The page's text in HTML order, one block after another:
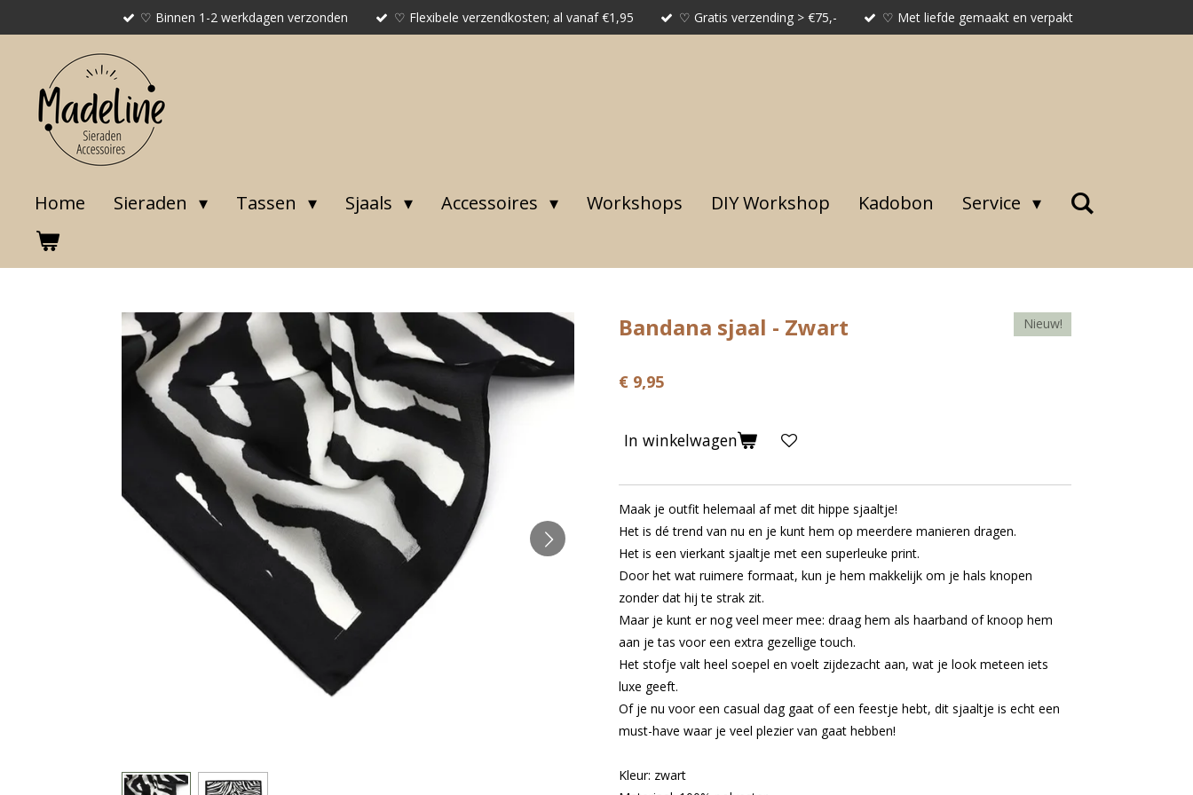
hoofdinhoud
♡ Binnen 1-2 werkdagen verzonden ♡ Flexibele verzendkosten; al vanaf €1,95 ♡ Gratis verzending > €75,- ♡ Met liefde gemaakt en verpakt
Home Sieraden Tassen Sjaals Accessoires Workshops DIY Workshop Kadobon Service
Bandana sjaal - Zwart Nieuw!
€ 9,95
In winkelwagen
Maak je outfit helemaal af met dit hippe sjaaltje!
Het is dé trend van nu en je kunt hem op meerdere manieren dragen.
Het is een vierkant sjaaltje met een superleuke print.
Door het wat ruimere formaat, kun je hem makkelijk om je hals knopen
zonder dat hij te strak zit.
Maar je kunt er nog veel meer mee: draag hem als haarband of knoop hem
aan je tas voor een extra gezellige touch.
Het stofje valt heel soepel en voelt zijdezacht aan, wat je look meteen iets
luxe geeft.
Of je nu voor een casual dag gaat of een feestje hebt, dit sjaaltje is echt een
must-have waar je veel plezier van gaat hebben!
Kleur: zwart